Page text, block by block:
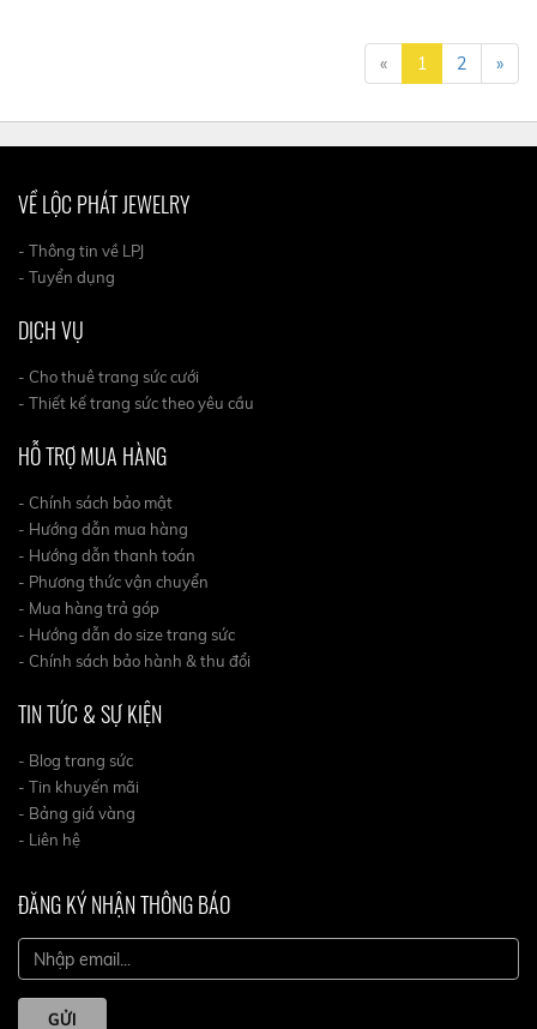
« 1 2 »
VỀ LỘC PHÁT JEWELRY
- Thông tin về LPJ
- Tuyển dụng
DỊCH VỤ
- Cho thuê trang sức cưới
- Thiết kế trang sức theo yêu cầu
HỖ TRỢ MUA HÀNG
- Chính sách bảo mật
- Hướng dẫn mua hàng
- Hướng dẫn thanh toán
- Phương thức vận chuyển
- Mua hàng trả góp
- Hướng dẫn do size trang sức
- Chính sách bảo hành & thu đổi
TIN TỨC & SỰ KIỆN
- Blog trang sức
- Tin khuyến mãi
- Bảng giá vàng
- Liên hệ
ĐĂNG KÝ NHẬN THÔNG BÁO
GỬI